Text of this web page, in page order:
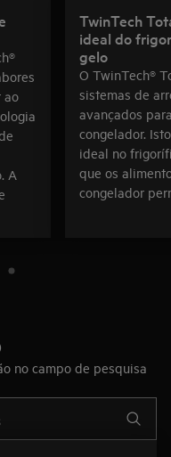
ao
A
TwinTech
ideal do
gelo
O TwinTech®
sistemas de
avançados
congelador.
ideal no
que os
congelador
no campo de pesquisa